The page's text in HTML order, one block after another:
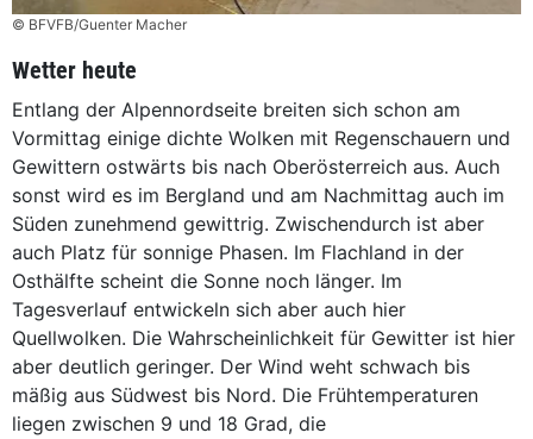
© BFVFB/Guenter Macher
Wetter heute
Entlang der Alpennordseite breiten sich schon am
Vormittag einige dichte Wolken mit Regenschauern und
Gewittern ostwärts bis nach Oberösterreich aus. Auch
sonst wird es im Bergland und am Nachmittag auch im
Süden zunehmend gewittrig. Zwischendurch ist aber
auch Platz für sonnige Phasen. Im Flachland in der
Osthälfte scheint die Sonne noch länger. Im
Tagesverlauf entwickeln sich aber auch hier
Quellwolken. Die Wahrscheinlichkeit für Gewitter ist hier
aber deutlich geringer. Der Wind weht schwach bis
mäßig aus Südwest bis Nord. Die Frühtemperaturen
liegen zwischen 9 und 18 Grad, die